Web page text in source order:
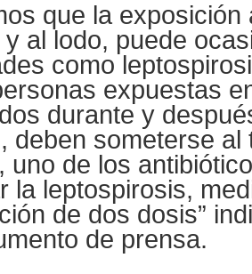
que la exposición
al lodo, puede
como
expuestas
durante y
deben someterse al
uno de los
la leptospirosis,
de dos dosis”
de prensa.